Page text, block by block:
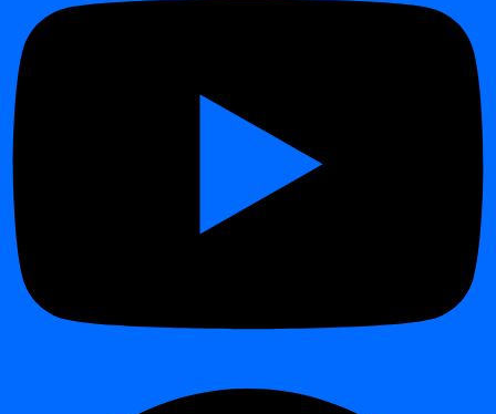
quotidiennes.
confirmer que les soumissions
Avantages
Benefit
Business
Continuity
Évite les perturbations opérationnelles dues à des
données retardées ou manquantes
Data
Quality
Améliore la fiabilité et la cohérence des pipelines de
Compliance
Assure le respect des SLA et la transparence pour les
Automation L'IA supprime le suivi manuel des plannings